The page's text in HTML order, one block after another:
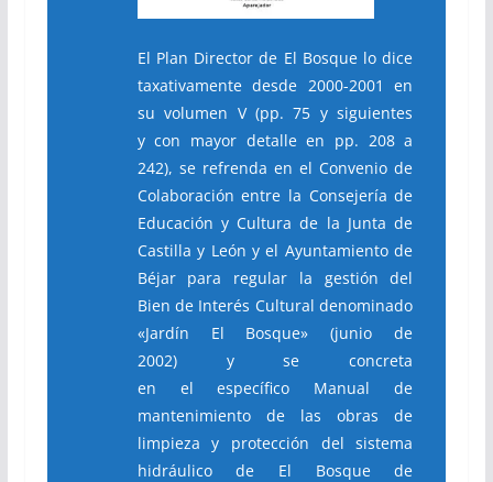
El Plan Director de El Bosque lo dice
taxativamente desde 2000-2001 en
su volumen V (pp. 75 y siguientes
y con mayor detalle en pp. 208 a
242), se refrenda en el Convenio de
Colaboración entre la Consejería de
Educación y Cultura de la Junta de
Castilla y León y el Ayuntamiento de
Béjar para regular la gestión del
Bien de Interés Cultural denominado
«Jardín El Bosque» (junio de
2002) y se concreta
en el específico Manual de
mantenimiento de las obras de
limpieza y protección del sistema
hidráulico de El Bosque de